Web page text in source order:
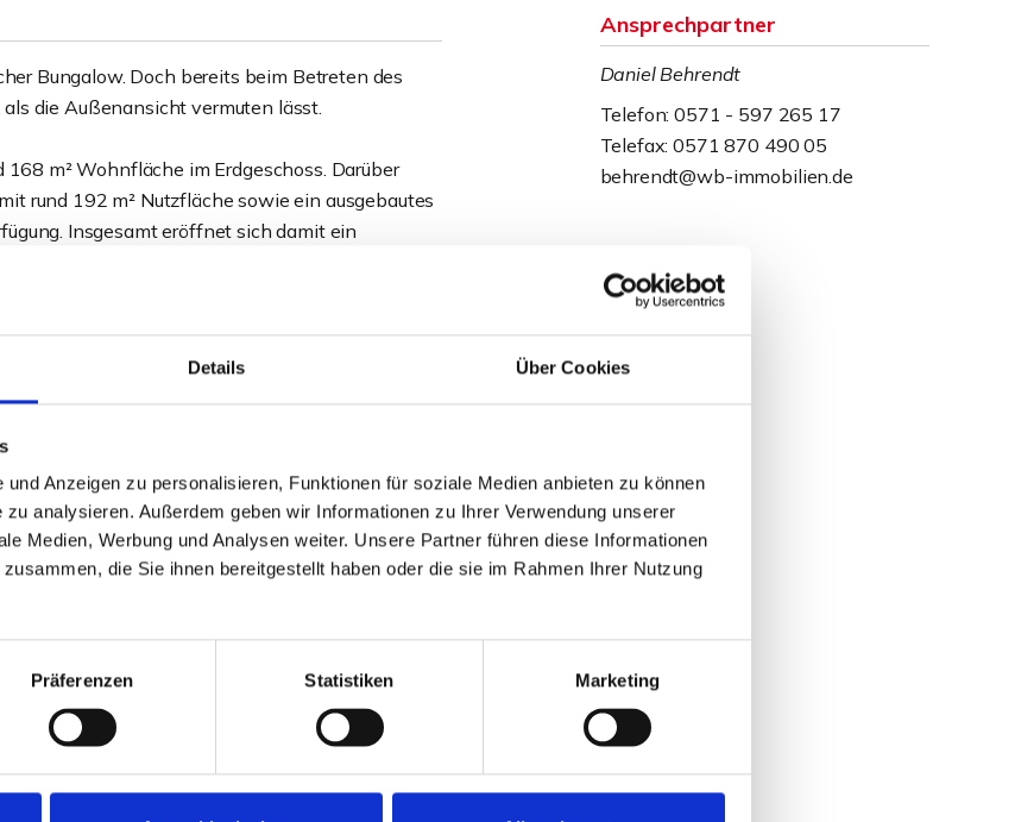
Details Über Cookies
Anzeigen zu personalisieren, Funktionen für soziale Medien anbieten zu können
analysieren. Außerdem geben wir Informationen zu Ihrer Verwendung unserer
Medien, Werbung und Analysen weiter. Unsere Partner führen diese Informationen
die Sie ihnen bereitgestellt haben oder die sie im Rahmen Ihrer Nutzung
Präferenzen Statistiken Marketing
Bungalow. Doch bereits beim Betreten des
die Außenansicht vermuten lässt.
m² Wohnfläche im Erdgeschoss. Darüber
rund 192 m² Nutzfläche sowie ein ausgebautes
Insgesamt eröffnet sich damit ein
zu finden ist.
mehr den heutigen modernen
sucht, wird hier investieren müssen. Wer
und einer soliden Grundlage zur
mit hohem Platzbedarf werden die
Ob Hobbyräume, Homeoffice, Gästezimmer,
- hier findet nahezu jede Idee ihren Platz.
mit rund 1.722 m² Fläche, mehreren
Landschaft. Die ruhige Lage in einer wenig
mit viel Privatsphäre.
noch heute unser aussagekräftiges Exposé an.
Ansprechpartner
Daniel Behrendt
Telefon: 0571 - 597 265 17
Telefax: 0571 870 490 05
behrendt@wb-immobilien.de